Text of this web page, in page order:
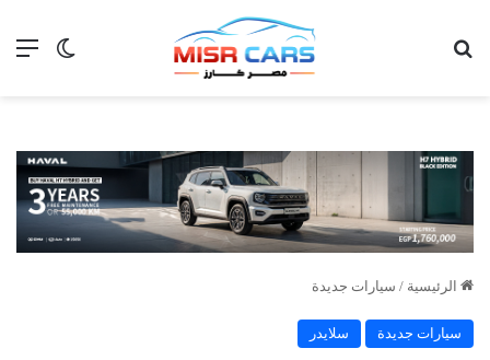
الوضع
الرئيسية / سيارات جديدة
سيارات جديدة سلايدر